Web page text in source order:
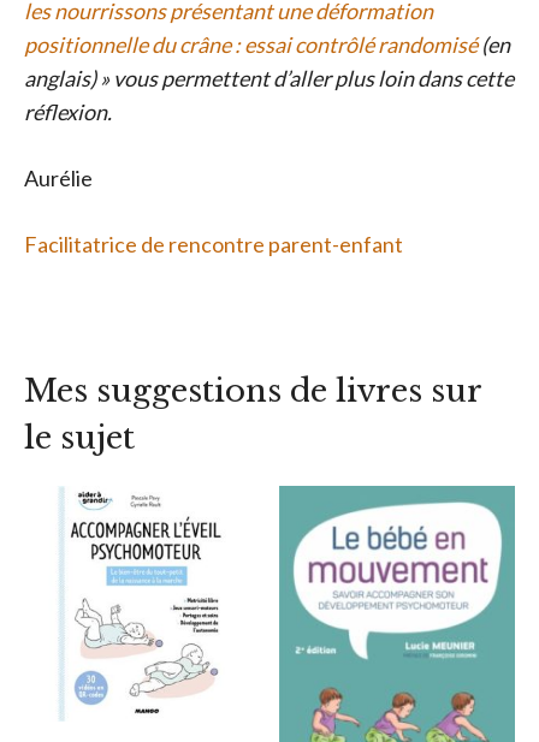
les nourrissons présentant une déformation
positionnelle du crâne : essai contrôlé randomisé(en
anglais) » vous permettent d’aller plus loin dans cette
réflexion.
Aurélie
Facilitatrice de rencontre parent-enfant
Mes suggestions de livres sur
le sujet